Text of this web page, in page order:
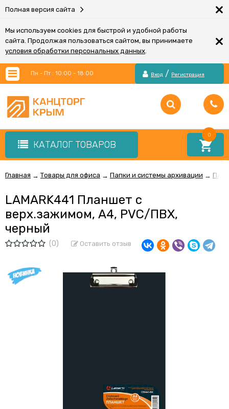
Полная версия сайта ×
Мы используем cookies для быстрой и удобной работы
сайта. Продолжая пользоваться сайтом, вы принимаете
условия обработки персональных данных.
×
Пн - Пт : 10:00 - 18:00 Вход / Регистрация
КАТАЛОГ ТОВАРОВ
0
Главная → Товары для офиса → Папки и системы архивации →
LAMARK441 Планшет с
верх.зажимом, А4, PVC/ПВХ,
черный
(0) Оставить отзыв